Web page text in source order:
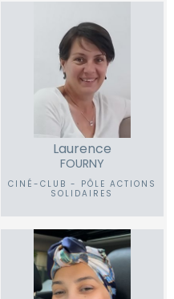
Laurence
FOURNY
CINÉ-CLUB - PÔLE ACTIONS
SOLIDAIRES